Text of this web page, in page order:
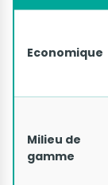
Economique
Milieu de
gamme